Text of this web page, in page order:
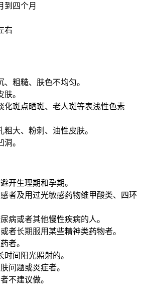
到四个月
右
粗糙、肤色不均匀。
。
化斑点晒斑、老人斑等表浅性色素
大、粉刺、油性皮肤。
。
开生理期和孕期。
者及用过光敏感药物维甲酸类、四环
病或者其他慢性疾病的人。
者长期服用某些精神类药物者。
者。
间阳光照射的。
问题或炎症者。
不建议做。